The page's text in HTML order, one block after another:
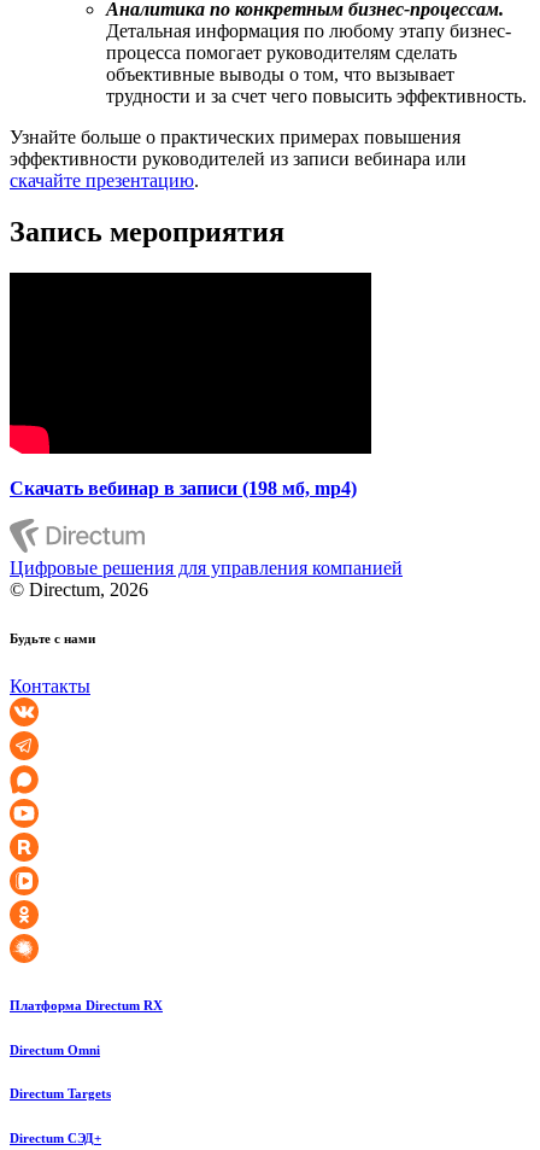
Аналитика по конкретным бизнес-процессам.
Детальная информация по любому этапу бизнес-
процесса помогает руководителям сделать
объективные выводы о том, что вызывает
трудности и за счет чего повысить эффективность.
Узнайте больше о практических примерах повышения
эффективности руководителей из записи вебинара или
скачайте презентацию.
Запись мероприятия
Скачать вебинар в записи (198 мб, mp4)
Цифровые решения для управления компанией
© Directum, 2026
Будьте с нами
Контакты
Платформа Directum RX
Directum Omni
Directum Targets
Directum СЭД+